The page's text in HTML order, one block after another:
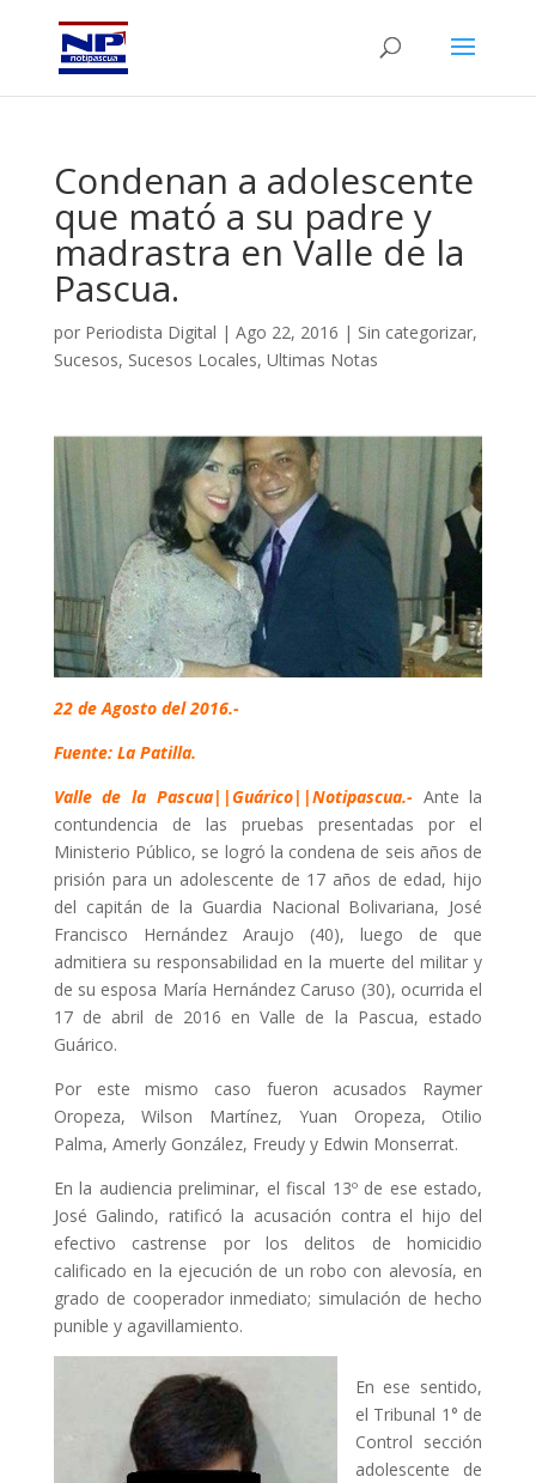
Condenan a adolescente
que mató a su padre y
madrastra en Valle de la
Pascua.
por Periodista Digital | Ago 22, 2016 | Sin categorizar,
Sucesos, Sucesos Locales, Ultimas Notas
22 de Agosto del 2016.-
Fuente: La Patilla.
Valle de la Pascua||Guárico||Notipascua.-Ante la
contundencia de las pruebas presentadas por el
Ministerio Público, se logró la condena de seis años de
prisión para un adolescente de 17 años de edad, hijo
del capitán de la Guardia Nacional Bolivariana, José
Francisco Hernández Araujo (40), luego de que
admitiera su responsabilidad en la muerte del militar y
de su esposa María Hernández Caruso (30), ocurrida el
17 de abril de 2016 en Valle de la Pascua, estado
Guárico.
Por este mismo caso fueron acusados Raymer
Oropeza, Wilson Martínez, Yuan Oropeza, Otilio
Palma, Amerly González, Freudy y Edwin Monserrat.
En la audiencia preliminar, el fiscal 13º de ese estado,
José Galindo, ratificó la acusación contra el hijo del
efectivo castrense por los delitos de homicidio
calificado en la ejecución de un robo con alevosía, en
grado de cooperador inmediato; simulación de hecho
punible y agavillamiento.
En ese sentido,
el Tribunal 1° de
Control sección
adolescente de